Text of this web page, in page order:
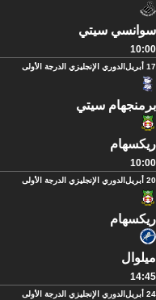
سوانسي سيتي
10:00
17 أبريل الدوري الإنجليزي الدرجة الأولى
برمنجهام سيتي
ريكسهام
10:00
20 أبريل الدوري الإنجليزي الدرجة الأولى
ريكسهام
ميلوال
14:45
24 أبريل الدوري الإنجليزي الدرجة الأولى